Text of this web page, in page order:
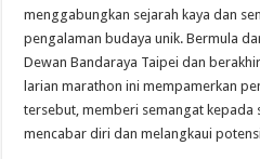
menggabungkan sejarah kaya dan
pengalaman budaya unik. Bermula
Dewan Bandaraya Taipei dan
larian marathon ini mempamerkan
tersebut, memberi semangat kepada
mencabar diri dan melangkaui